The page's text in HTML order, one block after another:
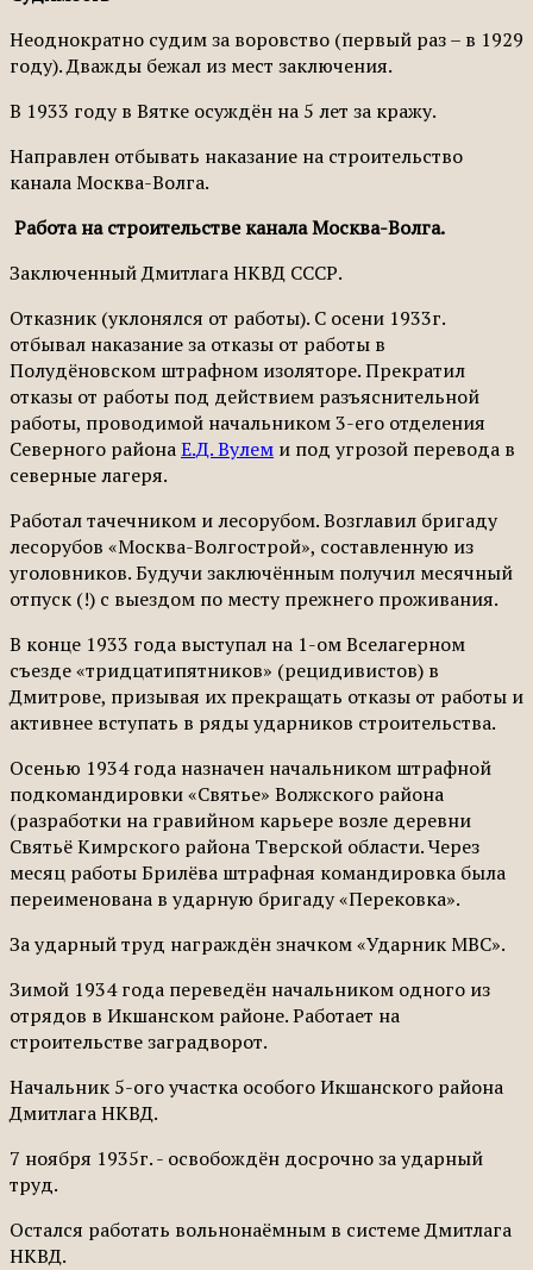
Неоднократно судим за воровство (первый раз – в 1929
году). Дважды бежал из мест заключения.
В 1933 году в Вятке осуждён на 5 лет за кражу.
Направлен отбывать наказание на строительство
канала Москва-Волга.
Работа на строительстве канала Москва-Волга.
Заключенный Дмитлага НКВД СССР.
Отказник (уклонялся от работы). С осени 1933г.
отбывал наказание за отказы от работы в
Полудёновском штрафном изоляторе. Прекратил
отказы от работы под действием разъяснительной
работы, проводимой начальником 3-его отделения
Северного районаЕ.Д. Вулем и под угрозой перевода в
северные лагеря.
Работал тачечником и лесорубом. Возглавил бригаду
лесорубов «Москва-Волгострой», составленную из
уголовников. Будучи заключённым получил месячный
отпуск (!) с выездом по месту прежнего проживания.
В конце 1933 года выступал на 1-ом Вселагерном
съезде «тридцатипятников» (рецидивистов) в
Дмитрове, призывая их прекращать отказы от работы и
активнее вступать в ряды ударников строительства.
Осенью 1934 года назначен начальником штрафной
подкомандировки «Святье» Волжского района
(разработки на гравийном карьере возле деревни
Святьё Кимрского района Тверской области. Через
месяц работы Брилёва штрафная командировка была
переименована в ударную бригаду «Перековка».
За ударный труд награждён значком «Ударник МВС».
Зимой 1934 года переведён начальником одного из
отрядов в Икшанском районе. Работает на
строительстве заградворот.
Начальник 5-ого участка особого Икшанского района
Дмитлага НКВД.
7 ноября 1935г. - освобождён досрочно за ударный
труд.
Остался работать вольнонаёмным в системе Дмитлага
НКВД.